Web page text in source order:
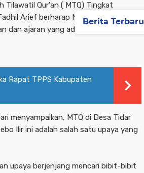
Tilawatil Qur'an ( MTQ) Tingkat
Arief berharap MTQ adalah sebuah
dan ajaran yang ada dalam Al-Qur'an
Rapat TPPS Kabupaten
menyampaikan, MTQ di Desa Tidar
Ilir ini adalah salah satu upaya yang
upaya berjenjang mencari bibit-bibit
Berita Terbaru